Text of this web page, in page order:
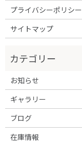
プライバシーポリシー
サイトマップ
お知らせ
ギャラリー
ブログ
在庫情報